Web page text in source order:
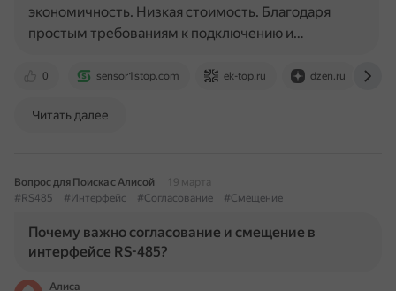
0 sensor1stop.com ek-top.ru dzen.ru
экономичность. Низкая стоимость. Благодаря
простым требованиям к подключению и…
Читать далее
Вопрос для Поиска с Алисой
19 марта
#RS485
#Интерфейс #Согласование #Смещение
Почему важно согласование и смещение в
интерфейсе RS-485?
Алиса